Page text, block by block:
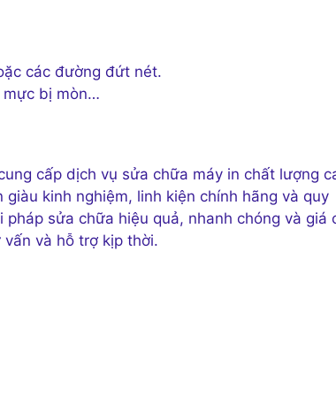
các đường đứt nét.
mực bị mòn…
cấp dịch vụ sửa chữa máy in chất lượng
kinh nghiệm, linh kiện chính hãng và quy
sửa chữa hiệu quả, nhanh chóng và giá
và hỗ trợ kịp thời.